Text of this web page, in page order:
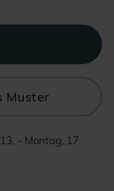
Muster
- Montag, 17.